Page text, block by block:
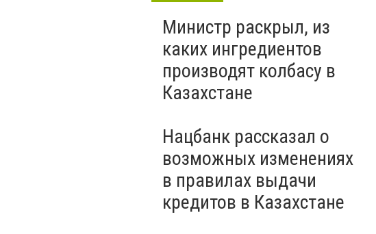
Министр раскрыл, из
каких ингредиентов
производят колбасу в
Казахстане
Нацбанк рассказал о
возможных изменениях
в правилах выдачи
кредитов в Казахстане